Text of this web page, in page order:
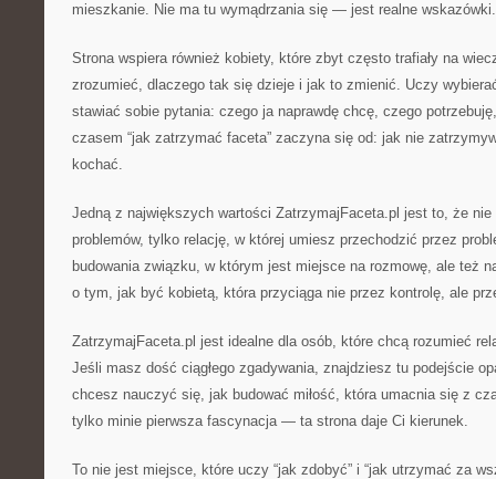
mieszkanie. Nie ma tu wymądrzania się — jest realne wskazówki.
Strona wspiera również kobiety, które zbyt często trafiały na
zrozumieć, dlaczego tak się dzieje i jak to zmienić. Uczy
stawiać sobie pytania: czego ja naprawdę chcę, czego
czasem “jak zatrzymać faceta” zaczyna się od: jak nie
kochać.
Jedną z największych wartości ZatrzymajFaceta.pl jest to, że nie
problemów, tylko relację, w której umiesz przechodzić przez
budowania związku, w którym jest miejsce na rozmowę, ale też
o tym, jak być kobietą, która przyciąga nie przez kontrolę, ale
ZatrzymajFaceta.pl jest idealne dla osób, które chcą rozumieć
Jeśli masz dość ciągłego zgadywania, znajdziesz tu podejście
chcesz nauczyć się, jak budować miłość, która umacnia się z
tylko minie pierwsza fascynacja — ta strona daje Ci kierunek.
To nie jest miejsce, które uczy “jak zdobyć” i “jak utrzymać za